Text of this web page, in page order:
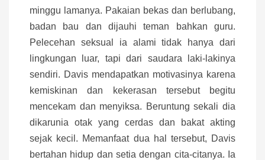
minggu lamanya. Pakaian bekas dan berlubang,
badan bau dan dijauhi teman bahkan guru.
Pelecehan seksual ia alami tidak hanya dari
lingkungan luar, tapi dari saudara laki-lakinya
sendiri. Davis mendapatkan motivasinya karena
kemiskinan dan kekerasan tersebut begitu
mencekam dan menyiksa. Beruntung sekali dia
dikarunia otak yang cerdas dan bakat akting
sejak kecil. Memanfaat dua hal tersebut, Davis
bertahan hidup dan setia dengan cita-citanya. Ia